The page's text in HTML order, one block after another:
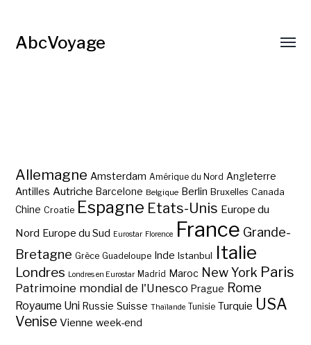
AbcVoyage
Allemagne Amsterdam Amérique du Nord Angleterre
Antilles Autriche Barcelone Belgique Berlin Bruxelles Canada
Chine Croatie Espagne Etats-Unis Europe du
Nord Europe du Sud Eurostar Florence France Grande-
Bretagne Grèce Guadeloupe Inde Istanbul Italie
Londres Londres en Eurostar Madrid Maroc New York Paris
Patrimoine mondial de l'Unesco Prague Rome
Royaume Uni Russie Suisse Thaïlande Tunisie Turquie USA
Venise Vienne week-end